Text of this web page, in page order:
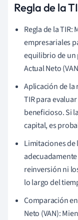
Regla de la
Regla de la
empresariales
equilibrio de un
Actual Neto
Aplicación de la
TIR para
beneficioso. Si
capital, es
Limitaciones de
reinversión ni
lo largo del
Comparación
Neto (VAN):